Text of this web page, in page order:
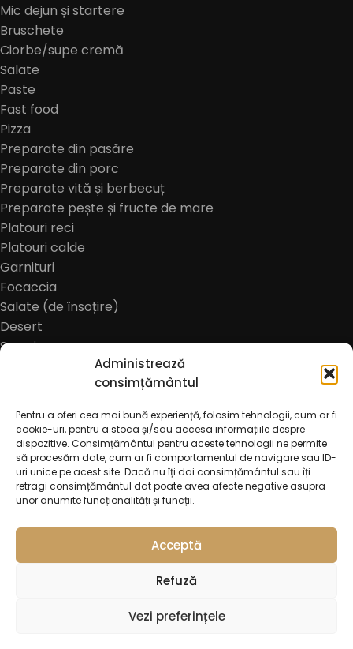
Administrează
consimțământul
Pentru a oferi cea mai bună experiență, folosim tehnologii, cum ar fi
cookie-uri, pentru a stoca și/sau accesa informațiile despre
dispozitive. Consimțământul pentru aceste tehnologii ne permite
să procesăm date, cum ar fi comportamentul de navigare sau ID-
uri unice pe acest site. Dacă nu îți dai consimțământul sau îți
retragi consimțământul dat poate avea afecte negative asupra
unor anumite funcționalități și funcții.
Acceptă
Refuză
Vezi preferințele
Mic dejun și startere
Bruschete
Ciorbe/supe cremă
Salate
Paste
Fast food
Pizza
Preparate din pasăre
Preparate din porc
Preparate vită și berbecuț
Preparate pește și fructe de mare
Platouri reci
Platouri calde
Garnituri
Focaccia
Salate (de însoțire)
Desert
Sosuri
Bauturi alcoolice
Cidru
Bauturi non-alcoolice
Cafea
Oferte